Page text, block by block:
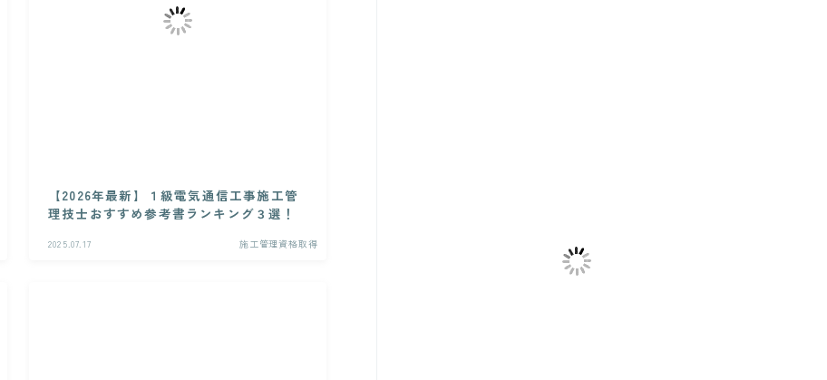
【2026年最新】１級電気通信工事施工管
理技士おすすめ参考書ランキング３選！
2025.07.17 施工管理資格取得